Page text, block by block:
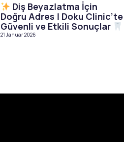
Diş Beyazlatma İçin
Doğru Adres | Doku Clinic’te
Güvenli ve Etkili Sonuçlar
21 Januar 2026